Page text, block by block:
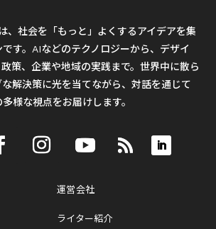
、社会を「もっと」よくするアイデアを集
す。AIなどのテクノロジーから、デザイ
策、企業や地域の実践まで。世界中に散ら
解決策に光を当てながら、対話を通じて
様な視点をお届けします。
運営会社
ライター紹介